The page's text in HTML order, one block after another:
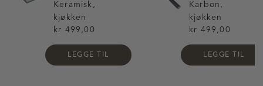
Keramisk,
kjøkken
kr 499,00
LEGGE TIL
Karbon,
kjøkken
kr 499,00
LEGGE TIL